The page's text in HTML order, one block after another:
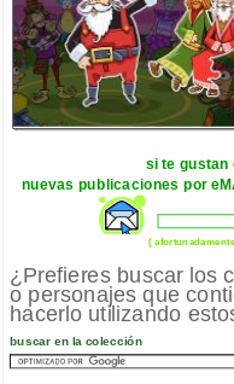
si te gustan
nuevas publicaciones por
(
¿Prefieres buscar los
o personajes que
hacerlo utilizando
buscar en la colección